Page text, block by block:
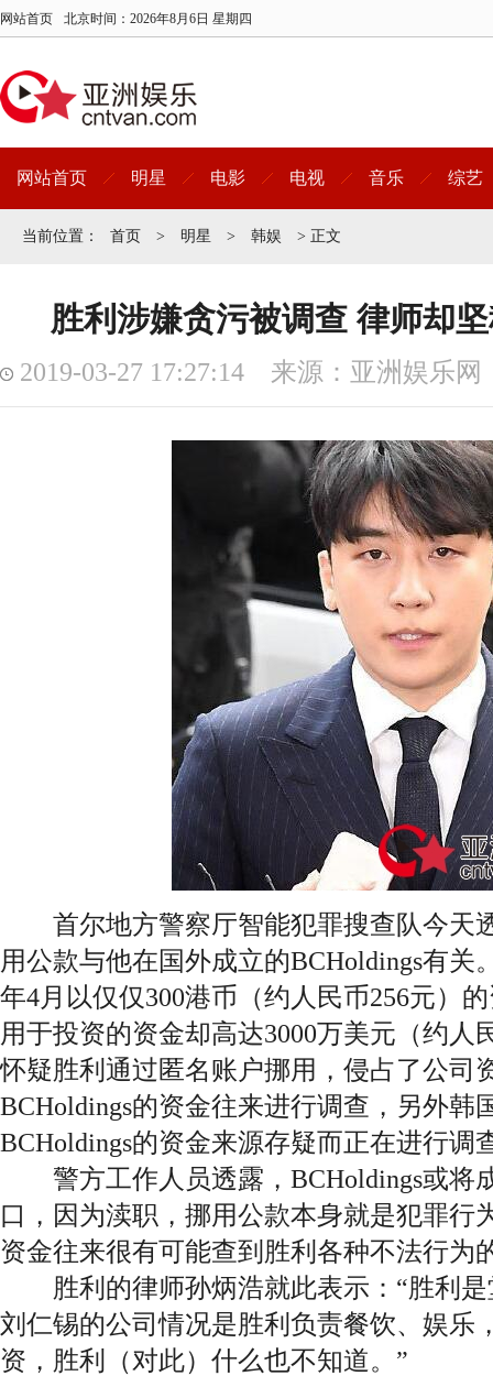
网站首页 北京时间： 2026年8月6日 星期四
网站首页 明星 电影 电视 音乐 综艺
当前位置： 首页 > 明星 > 韩娱 > 正文
胜利涉嫌贪污被调查 律师却
2019-03-27 17:27:14 来源：亚洲娱乐网
首尔地方警察厅智能犯罪搜查队今天
用公款与他在国外成立的BCHoldings有
年4月以仅仅300港币（约人民币256元）
用于投资的资金却高达3000万美元（约人
怀疑胜利通过匿名账户挪用，侵占了公司
BCHoldings的资金往来进行调查，另外韩
BCHoldings的资金来源存疑而正在进行调
警方工作人员透露，BCHoldings或将
口，因为渎职，挪用公款本身就是犯罪行
资金往来很有可能查到胜利各种不法行为
胜利的律师孙炳浩就此表示：“胜利是
刘仁锡的公司情况是胜利负责餐饮、娱乐
资，胜利（对此）什么也不知道。”